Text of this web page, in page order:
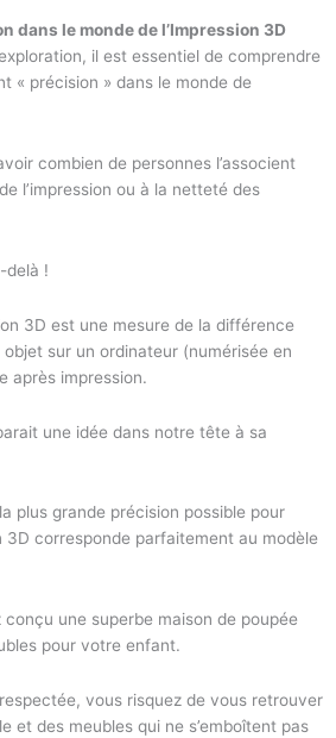
dans le monde de l’Impression 3D
il est essentiel de comprendre
« précision » dans le monde de
combien de personnes l’associent
l’impression ou à la netteté des
delà !
3D est une mesure de la différence
sur un ordinateur (numérisée en
après impression.
une idée dans notre tête à sa
plus grande précision possible pour
3D corresponde parfaitement au modèle
une superbe maison de poupée
pour votre enfant.
vous risquez de vous retrouver
et des meubles qui ne s’emboîtent pas